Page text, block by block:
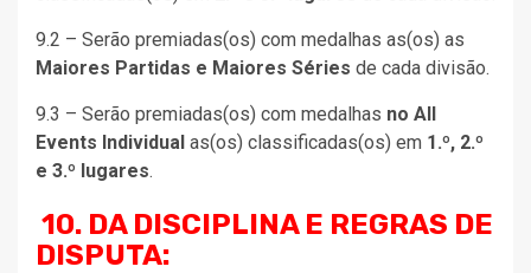
9.2 – Serão premiadas(os) com medalhas as(os) as
Maiores Partidas e Maiores Séries de cada divisão.
9.3 – Serão premiadas(os) com medalhas no All
Events Individual as(os) classificadas(os) em 1.º, 2.º
e 3.º lugares.
10. DA DISCIPLINA E REGRAS DE
DISPUTA: